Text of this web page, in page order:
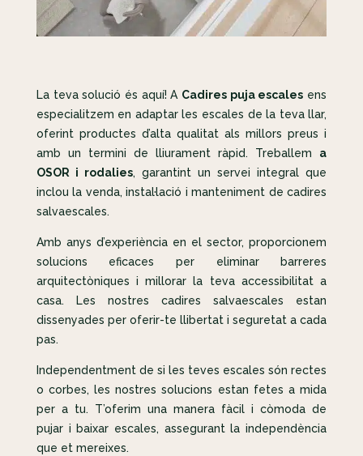
La teva solució és aquí! A Cadires puja escales ens
especialitzem en adaptar les escales de la teva llar,
oferint productes d’alta qualitat als millors preus i
amb un termini de lliurament ràpid. Treballem a
OSOR i rodalies, garantint un servei integral que
inclou la venda, instal·lació i manteniment de cadires
salvaescales.
Amb anys d’experiència en el sector, proporcionem
solucions eficaces per eliminar barreres
arquitectòniques i millorar la teva accessibilitat a
casa. Les nostres cadires salvaescales estan
dissenyades per oferir-te llibertat i seguretat a cada
pas.
Independentment de si les teves escales són rectes
o corbes, les nostres solucions estan fetes a mida
per a tu. T’oferim una manera fàcil i còmoda de
pujar i baixar escales, assegurant la independència
que et mereixes.